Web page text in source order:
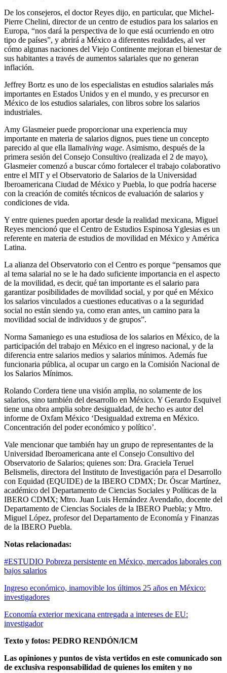
De los consejeros, el doctor Reyes dijo, en particular, que Michel-
Pierre Chelini, director de un centro de estudios para los salarios en
Europa, “nos dará la perspectiva de lo que está ocurriendo en otro
tipo de países”, y abrirá a México a diferentes realidades, al ver
cómo algunas naciones del Viejo Continente mejoran el bienestar de
sus habitantes a través de aumentos salariales que no generan
inflación.
Jeffrey Bortz es uno de los especialistas en estudios salariales más
importantes en Estados Unidos y en el mundo, y es precursor en
México de los estudios salariales, con libros sobre los salarios
industriales.
Amy Glasmeier puede proporcionar una experiencia muy
importante en materia de salarios dignos, pues tiene un concepto
parecido al que ella llamaliving wage. Asimismo, después de la
primera sesión del Consejo Consultivo (realizada el 2 de mayo),
Glasmeier comenzó a buscar cómo fortalecer el trabajo colaborativo
entre el MIT y el Observatorio de Salarios de la Universidad
Iberoamericana Ciudad de México y Puebla, lo que podría hacerse
con la creación de comités técnicos de evaluación de salarios y
condiciones de vida.
Y entre quienes pueden aportar desde la realidad mexicana, Miguel
Reyes mencionó que el Centro de Estudios Espinosa Yglesias es un
referente en materia de estudios de movilidad en México y América
Latina.
La alianza del Observatorio con el Centro es porque “pensamos que
al tema salarial no se le ha dado suficiente importancia en el aspecto
de la movilidad, es decir, qué tan importante es el salario para
garantizar posibilidades de movilidad social, y por qué en México
los salarios vinculados a cuestiones educativas o a la seguridad
social no están siendo ya, como eran antes, un camino para la
movilidad social de individuos y de grupos”.
Norma Samaniego es una estudiosa de los salarios en México, de la
participación del trabajo en México en el ingreso nacional, y de la
diferencia entre salarios medios y salarios mínimos. Además fue
funcionaria pública, al ocupar un cargo en la Comisión Nacional de
los Salarios Mínimos.
Rolando Cordera tiene una visión amplia, no solamente de los
salarios, sino también del desarrollo en México. Y Gerardo Esquivel
tiene una obra amplia sobre desigualdad, de hecho es autor del
informe de Oxfam México ‘Desigualdad extrema en México.
Concentración del poder económico y político’.
Vale mencionar que también hay un grupo de representantes de la
Universidad Iberoamericana ante el Consejo Consultivo del
Observatorio de Salarios; quienes son: Dra. Graciela Teruel
Belismelis, directora del Instituto de Investigación para el Desarrollo
con Equidad (EQUIDE) de la IBERO CDMX; Dr. Óscar Martínez,
académico del Departamento de Ciencias Sociales y Políticas de la
IBERO CDMX; Mtro. Juan Luis Hernández Avendaño, docente del
Departamento de Ciencias Sociales de la IBERO Puebla; y Mtro.
Miguel López, profesor del Departamento de Economía y Finanzas
de la IBERO Puebla.
Notas relacionadas:
#ESTUDIO Pobreza persistente en México, mercados laborales con
bajos salarios
Ingreso económico, inamovible los últimos 25 años en México:
investigadores
Economía exterior mexicana entregada a intereses de EU:
investigador
Texto y fotos: PEDRO RENDÓN/ICM
Las opiniones y puntos de vista vertidos en este comunicado son
de exclusiva responsabilidad de quienes los emiten y no